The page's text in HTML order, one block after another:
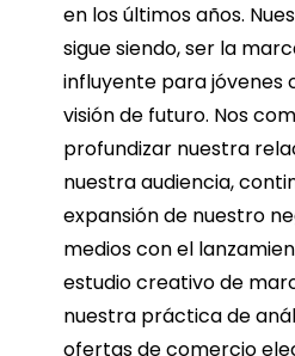
en los últimos años.
sigue siendo, ser la
influyente para jóvenes
visión de futuro. Nos
profundizar nuestra
nuestra audiencia,
expansión de nuestro
medios con el
estudio creativo de
nuestra práctica de
ofertas de comercio